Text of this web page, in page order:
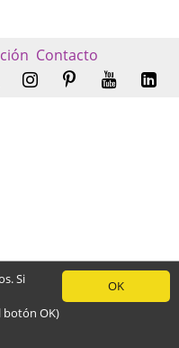
Contacto
OK
Si
botón OK)